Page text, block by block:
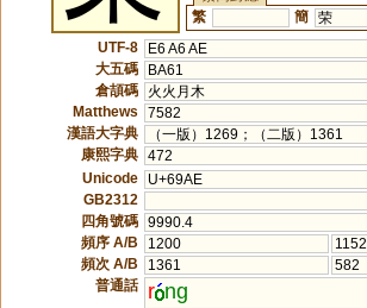
繁
簡 荣
UTF-8
E6 A6 AE
大五碼
BA61
倉頡碼
火火月木
Matthews
7582
漢語大字典
（一版）1269；（二版）1361
康熙字典 472
Unicode
U+69AE
GB2312
四角號碼 9990.4
頻序 A/B
1200
1152
頻次 A/B
1361
582
普通話
r ng